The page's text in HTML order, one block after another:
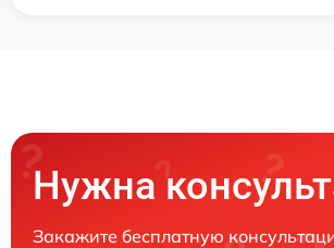
Нужна
Закажите бесплатную